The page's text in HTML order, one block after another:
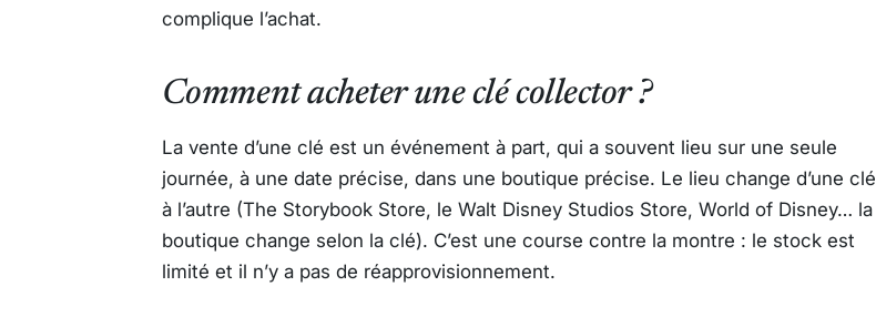
complique l’achat.
Comment acheter une clé collector ?
La vente d’une clé est un événement à part, qui a souvent lieu sur une seule
journée, à une date précise, dans une boutique précise. Le lieu change d’une clé
à l’autre (The Storybook Store, le Walt Disney Studios Store, World of Disney… la
boutique change selon la clé). C’est une course contre la montre : le stock est
limité et il n’y a pas de réapprovisionnement.